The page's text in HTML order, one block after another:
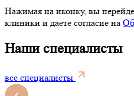
Нажимая на иконку, вы
клиники и даете согласие на
Наши специалисты
все специалисты